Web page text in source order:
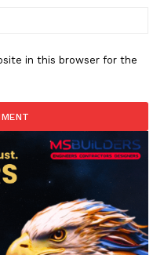
in this browser for the